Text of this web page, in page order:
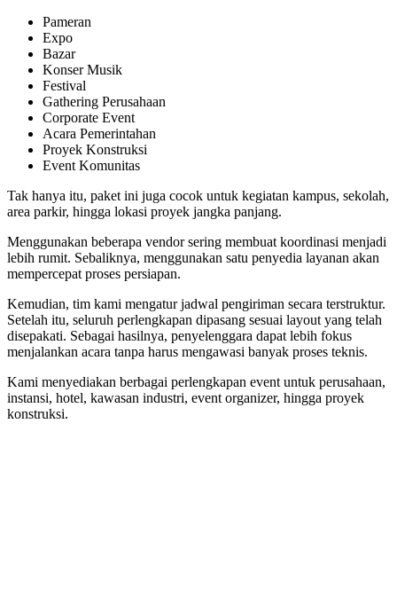
Pameran
Expo
Bazar
Konser Musik
Festival
Gathering Perusahaan
Corporate Event
Acara Pemerintahan
Proyek Konstruksi
Event Komunitas
Tak hanya itu, paket ini juga cocok untuk kegiatan kampus, sekolah,
area parkir, hingga lokasi proyek jangka panjang.
Menggunakan beberapa vendor sering membuat koordinasi menjadi
lebih rumit. Sebaliknya, menggunakan satu penyedia layanan akan
mempercepat proses persiapan.
Kemudian, tim kami mengatur jadwal pengiriman secara terstruktur.
Setelah itu, seluruh perlengkapan dipasang sesuai layout yang telah
disepakati. Sebagai hasilnya, penyelenggara dapat lebih fokus
menjalankan acara tanpa harus mengawasi banyak proses teknis.
Kami menyediakan berbagai perlengkapan event untuk perusahaan,
instansi, hotel, kawasan industri, event organizer, hingga proyek
konstruksi.